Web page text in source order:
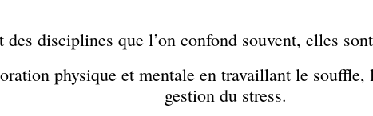
des disciplines que l’on confond souvent, elles
physique et mentale en travaillant le
gestion du stress.